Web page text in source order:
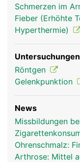
Schmerzen im
Fieber (Erhöhte
Hyperthermie)
Untersuchungen
Röntgen
Gelenkpunktion
News
Missbildungen
Ohrenschmalz:
Arthrose: Mittel